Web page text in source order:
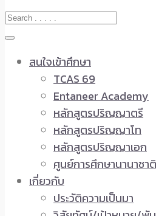
สนใจเข้าศึกษา
TCAS 69
Entaneer Academy
หลักสูตรปริญญาตรี
หลักสูตรปริญญาโท
หลักสูตรปริญญาเอก
ศูนย์การศึกษานานาชา
เกี่ยวกับ
ประวัติความเป็นมา